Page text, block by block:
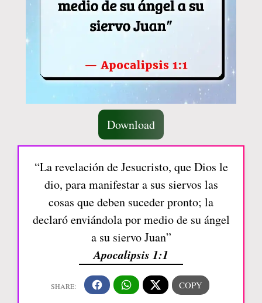
Download
“La revelación de Jesucristo, que Dios le
dio, para manifestar a sus siervos las
cosas que deben suceder pronto; la
declaró enviándola por medio de su ángel
a su siervo Juan”
Apocalipsis 1:1